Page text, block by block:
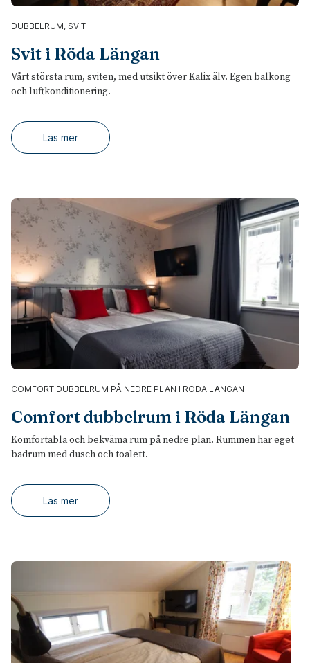
DUBBELRUM, SVIT
Svit i Röda Längan
Vårt största rum, sviten, med utsikt över Kalix älv. Egen balkong
och luftkonditionering.
Läs mer
COMFORT DUBBELRUM PÅ NEDRE PLAN I RÖDA LÄNGAN
Comfort dubbelrum i Röda Längan
Komfortabla och bekväma rum på nedre plan. Rummen har eget
badrum med dusch och toalett.
Läs mer